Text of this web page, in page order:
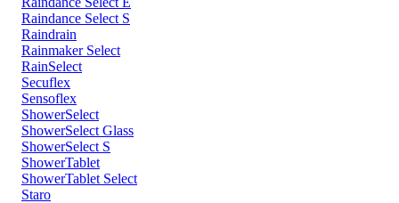
Raindance Select S
Raindrain
Rainmaker Select
RainSelect
Secuflex
Sensoflex
ShowerSelect
ShowerSelect Glass
ShowerSelect S
ShowerTablet
ShowerTablet Select
Staro